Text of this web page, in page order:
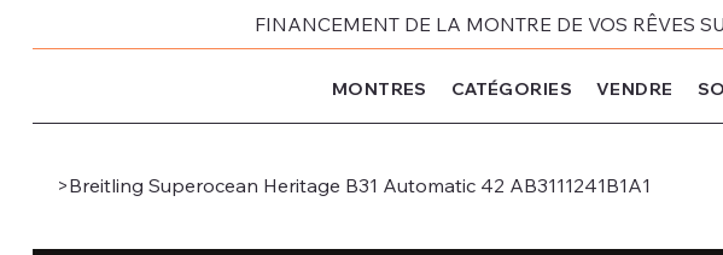
FINANCEMENT DE LA MONTRE DE VOS RÊVES
MONTRES CATÉGORIES VENDRE
>Breitling Superocean Heritage B31 Automatic 42 AB3111241B1A1